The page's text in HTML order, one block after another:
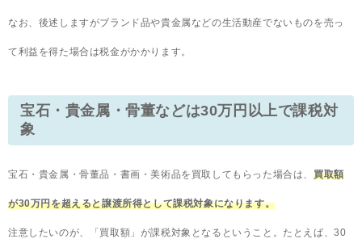
なお、後述しますがブランド品や貴金属などの生活動産でないものを売っ
て利益を得た場合は税金がかかります。
宝石・貴金属・骨董などは30万円以上で課税対
象
宝石・貴金属・骨董品・書画・美術品を買取してもらった場合は、買取額
が30万円を超えると譲渡所得として課税対象になります。
注意したいのが、「買取額」が課税対象となるということ。たとえば、30